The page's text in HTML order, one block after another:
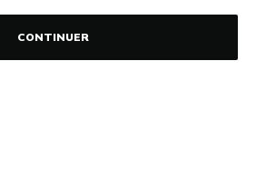
CONTINUER